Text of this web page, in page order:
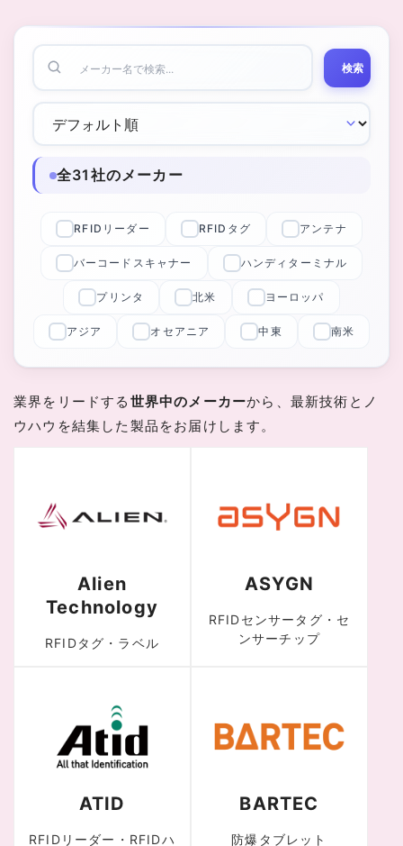
検索
全31社のメーカー
RFIDリーダー RFIDタグ アンテナ
バーコードスキャナー ハンディターミナル
プリンタ 北米 ヨーロッパ
アジア オセアニア 中東 南米
業界をリードする 世界中のメーカーから、最新技術とノ
ウハウを結集した製品をお届けします。
Alien
Technology
RFIDタグ・ラベル
ASYGN
RFIDセンサータグ・セ
ンサーチップ
ATID
RFIDリーダー・RFIDハ
BARTEC
防爆タブレット